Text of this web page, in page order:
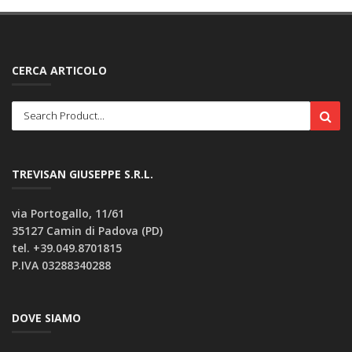
CERCA ARTICOLO
TREVISAN GIUSEPPE S.R.L.
via Portogallo, 11/61
35127 Camin di Padova (PD)
tel. +39.049.8701815
P.IVA 03288340288
DOVE SIAMO